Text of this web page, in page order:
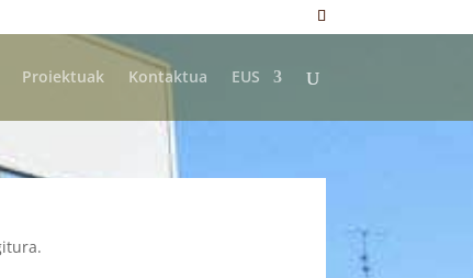
Proiektuak Kontaktua EUS